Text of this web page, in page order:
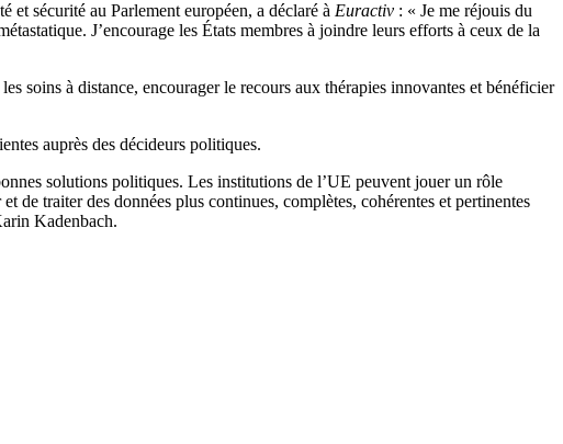
et sécurité au Parlement européen, a déclaré à Euractiv : « Je me réjouis du
J’encourage les États membres à joindre leurs efforts à ceux de la
soins à distance, encourager le recours aux thérapies innovantes et bénéficier
auprès des décideurs politiques.
solutions politiques. Les institutions de l’UE peuvent jouer un rôle
de traiter des données plus continues, complètes, cohérentes et pertinentes
Kadenbach.